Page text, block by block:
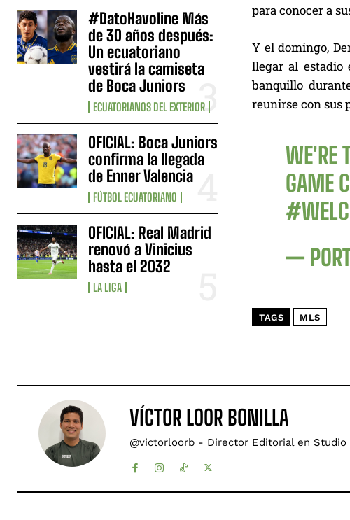
#DatoHavoline Más
de 30 años después:
Un ecuatoriano
vestirá la camiseta
de Boca Juniors
ECUATORIANOS DEL EXTERIOR
OFICIAL: Boca Juniors
confirma la llegada
de Enner Valencia
FÚTBOL ECUATORIANO
OFICIAL: Real Madrid
renovó a Vinicius
hasta el 2032
LA LIGA
para conocer a
Y el domingo,
llegar al estadio
banquillo
reunirse con sus
WE'RE
GAME
—
TAGS MLS
VÍCTOR LOOR BONILLA
@victorloorb - Director Editorial en Studio